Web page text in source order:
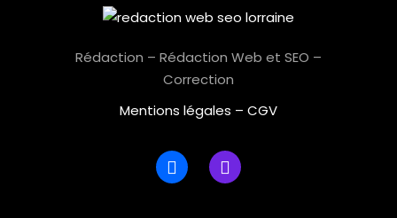
Rédaction – Rédaction Web et SEO –
Correction
Mentions légales – CGV